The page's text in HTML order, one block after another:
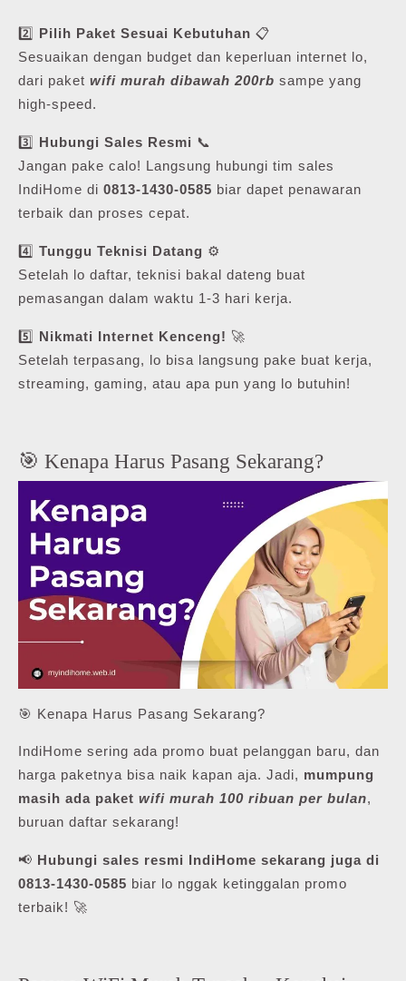
2️⃣ Pilih Paket Sesuai Kebutuhan 📋
Sesuaikan dengan budget dan keperluan internet lo,
dari paket wifi murah dibawah 200rb sampe yang
high-speed.
3️⃣ Hubungi Sales Resmi 📞
Jangan pake calo! Langsung hubungi tim sales
IndiHome di 0813-1430-0585 biar dapet penawaran
terbaik dan proses cepat.
4️⃣ Tunggu Teknisi Datang ⚙️
Setelah lo daftar, teknisi bakal dateng buat
pemasangan dalam waktu 1-3 hari kerja.
5️⃣ Nikmati Internet Kenceng! 🚀
Setelah terpasang, lo bisa langsung pake buat kerja,
streaming, gaming, atau apa pun yang lo butuhin!
🎯 Kenapa Harus Pasang Sekarang?
🎯 Kenapa Harus Pasang Sekarang?
IndiHome sering ada promo buat pelanggan baru, dan
harga paketnya bisa naik kapan aja. Jadi, mumpung
masih ada paket wifi murah 100 ribuan per bulan,
buruan daftar sekarang!
📢 Hubungi sales resmi IndiHome sekarang juga di
0813-1430-0585 biar lo nggak ketinggalan promo
terbaik! 🚀